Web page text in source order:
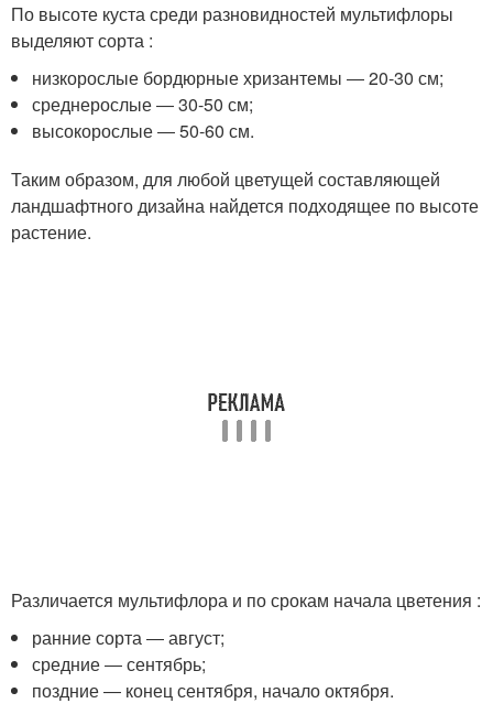
По высоте куста среди разновидностей мультифлоры
выделяют сорта :
низкорослые бордюрные хризантемы ― 20-30 см;
среднерослые ― 30-50 см;
высокорослые ― 50-60 см.
Таким образом, для любой цветущей составляющей
ландшафтного дизайна найдется подходящее по высоте
растение.
Различается мультифлора и по срокам начала цветения :
ранние сорта ― август;
средние ― сентябрь;
поздние ― конец сентября, начало октября.